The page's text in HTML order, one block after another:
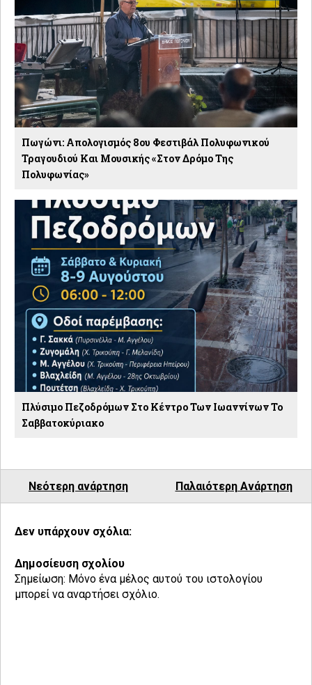
Πωγώνι: Απολογισμός 8ου Φεστιβάλ Πολυφωνικού
Τραγουδιού Και Μουσικής «Στον Δρόμο Της
Πολυφωνίας»
Πλύσιμο Πεζοδρόμων Στο Κέντρο Των Ιωαννίνων Το
Σαββατοκύριακο
Νεότερη ανάρτηση Παλαιότερη Ανάρτηση
Δεν υπάρχουν σχόλια:
Δημοσίευση σχολίου
Σημείωση: Μόνο ένα μέλος αυτού του ιστολογίου
μπορεί να αναρτήσει σχόλιο.